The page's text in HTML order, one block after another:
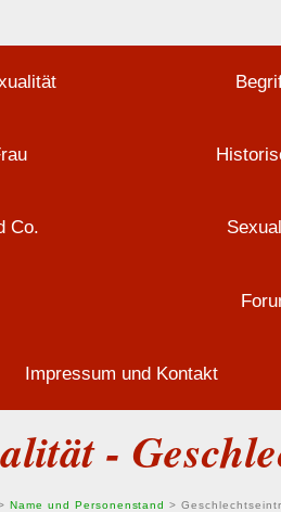
Co.
Impressum und Kontakt
-
Name und Personenstand >